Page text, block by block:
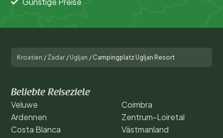
Kroatien / Zadar / Ugljan / Campingplatz Ugljan Resort
Beliebte Reiseziele
Veluwe
Ardennen
Costa Blanca
Coimbra
Zentrum-Loiretal
Västmanland